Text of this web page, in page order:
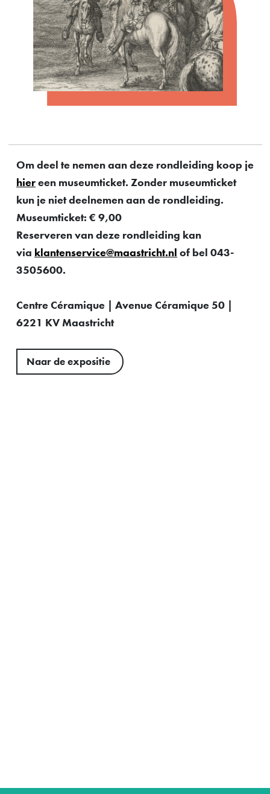
Om deel te nemen aan deze rondleiding koop je
hiereen museumticket. Zonder museumticket
kun je niet deelnemen aan de rondleiding.
Museumticket: € 9,00
Reserveren van deze rondleiding kan
via klantenservice@maastricht.nl of bel 043-
3505600.
Centre Céramique | Avenue Céramique 50 |
6221 KV Maastricht
Naar de expositie